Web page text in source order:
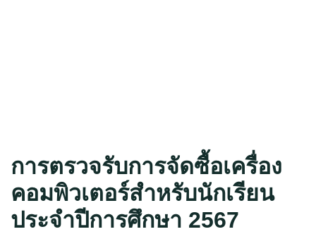
การตรวจรับการจัดซื้อเครื่อง
คอมพิวเตอร์สำหรับนักเรียน
ประจำปีการศึกษา 2567